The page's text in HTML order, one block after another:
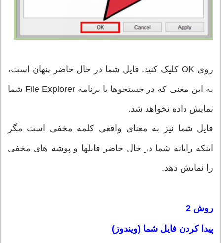
روی OK کلیک کنید. فایل شما در حال حاضر پنهان است،
به این معنی که در جستجوها یا برنامه File Explorer شما
نمایش داده نخواهد شد.
فایل شما نیز به معنای واقعی کلمه مخفی است مگر
اینکه رایانه شما در حال حاضر فایلها و پوشه های مخفی
را نمایش دهد.
روش 2
پیدا کردن فایل شما (ویندوز)